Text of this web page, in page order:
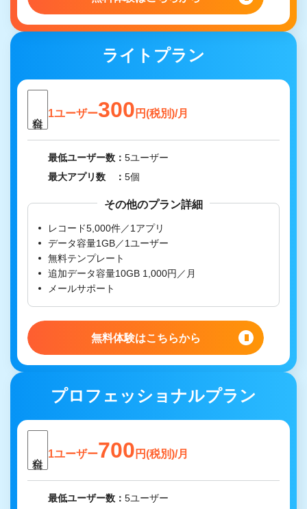
ライトプラン
1ユーザー300 円(税別)/月
最低ユーザー数
5ユーザー
最大アプリ数
5個
その他のプラン詳細
レコード5,000件／1アプリ
データ容量1GB／1ユーザー
無料テンプレート
追加データ容量10GB 1,000円／月
メールサポート
無料体験はこちらから
プロフェッショナルプラン
1ユーザー700 円(税別)/月
最低ユーザー数
5ユーザー